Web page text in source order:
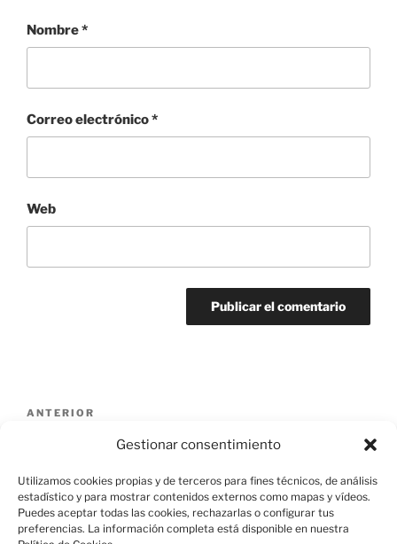
Gestionar consentimiento
Utilizamos cookies propias y de terceros para fines técnicos, de análisis
estadístico y para mostrar contenidos externos como mapas y vídeos.
Puedes aceptar todas las cookies, rechazarlas o configurar tus
preferencias. La información completa está disponible en nuestra
Nombre*
Correo electrónico*
Web
Entrada
ANTERIOR
cropped-IMG_20160523_113609-2.jpg